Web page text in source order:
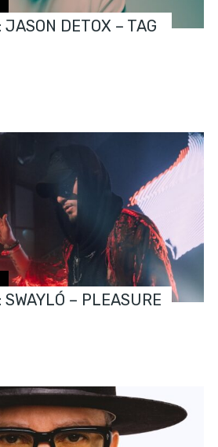
JASON DETOX – TAG
SWAYLÓ – PLEASURE